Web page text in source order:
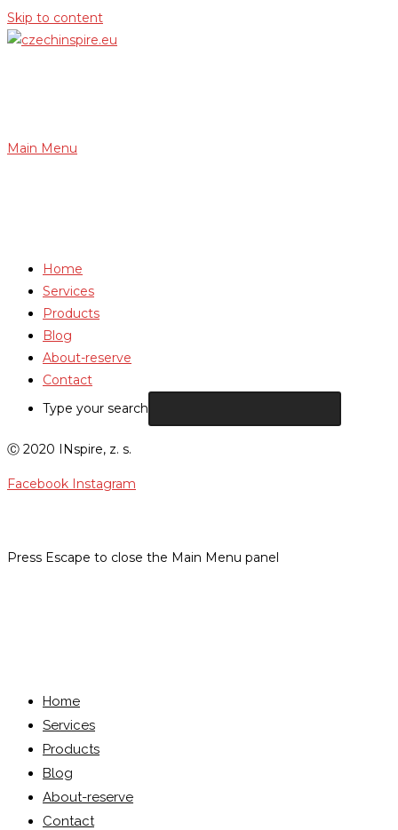
Skip to content
Main Menu
Home
Services
Products
Blog
About-reserve
Contact
Type your search
Ⓒ 2020 INspire, z. s.
Facebook Instagram
Press Escape to close the Main Menu panel
Home
Services
Products
Blog
About-reserve
Contact